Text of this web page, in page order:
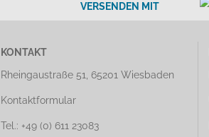
VERSENDEN MIT
KONTAKT
Rheingaustraße 51, 65201 Wiesbaden
Kontaktformular
Tel.: +49 (0) 611 23083